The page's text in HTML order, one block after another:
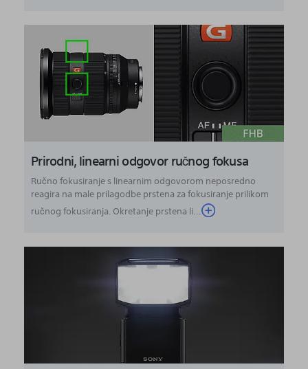
Prirodni, linearni odgovor ručnog fokusa
Ručno fokusiranje s linearnim odgovorom neposredno
reagira na male prilagodbe prstena za fokusiranje prilikom
ručnog fokusiranja. Okretanje prstena li...